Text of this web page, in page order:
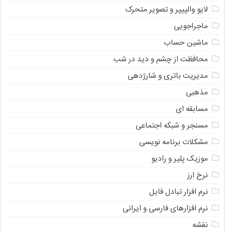
لایو والپیپر و تصویر متحرک
ماجراجویی
ماشین حساب
محافظت از چشم و دید در شب
مدیریت باتری و شارژدهی
مذهبی
مسابقه ای
مسنجر و شبکه اجتماعی
مشکلات برنامه نویسی
موزیک پلیر و رادیو
نرخ ارز
ﻧﺮﻡ ﺍﻓﺰﺍﺭ ﺗﺒﺎﺩﻝ ﻓﺎﻳﻞ
نرم افزارهای فارسی و ایرانی
نقشه